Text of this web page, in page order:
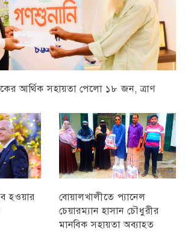
আর্থিক সহায়তা পেলো ১৮ জন, ত্রাণ
হওয়ার
বোয়ালখালীতে প্যানেল
চেয়ারম্যান হাসান চৌধুরীর
মানবিক সহায়তা অব্যাহত